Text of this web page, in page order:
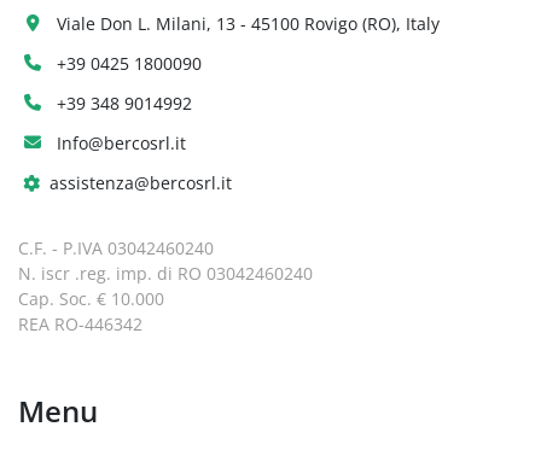
Viale Don L. Milani, 13 - 45100 Rovigo (RO), Italy
+39 0425 1800090
+39 348 9014992
Info@bercosrl.it
assistenza@bercosrl.it
C.F. - P.IVA 03042460240
N. iscr .reg. imp. di RO 03042460240
Cap. Soc. € 10.000
REA RO-446342
Menu